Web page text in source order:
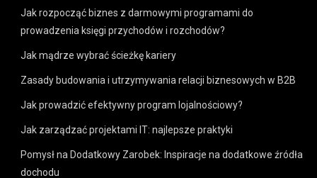
Jak rozpocząć biznes z darmowymi programami do
prowadzenia księgi przychodów i rozchodów?
Jak mądrze wybrać ścieżkę kariery
Zasady budowania i utrzymywania relacji biznesowych w B2B
Jak prowadzić efektywny program lojalnościowy?
Jak zarządzać projektami IT: najlepsze praktyki
Pomysł na Dodatkowy Zarobek: Inspiracje na dodatkowe źródła
dochodu